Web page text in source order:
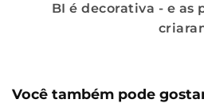
BI é decorativa - e as
Você também pode